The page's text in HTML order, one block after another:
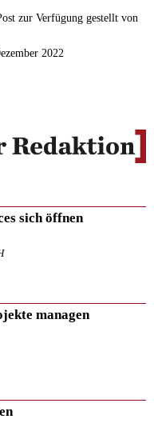
zur Verfügung gestellt von
2022
sich öffnen
managen